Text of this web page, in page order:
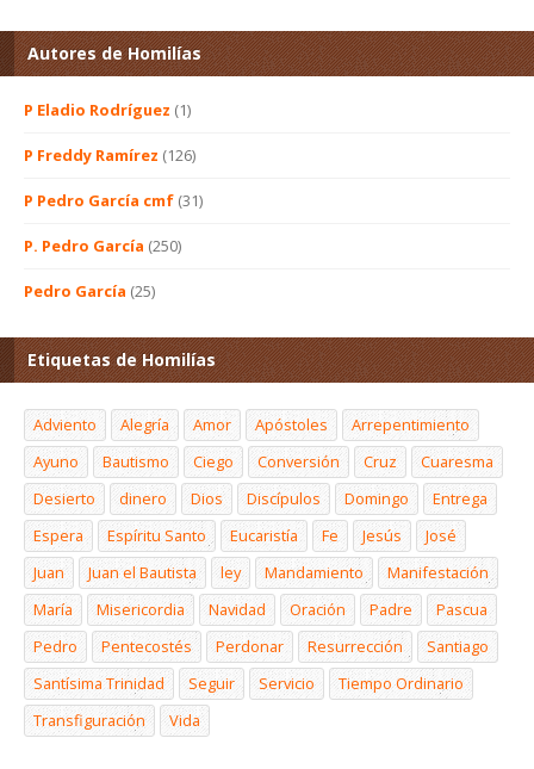
Autores de Homilías
P Eladio Rodríguez (1)
P Freddy Ramírez (126)
P Pedro García cmf (31)
P. Pedro García (250)
Pedro García (25)
Etiquetas de Homilías
Adviento Alegría Amor Apóstoles
Arrepentimiento
Ayuno
Bautismo Ciego Conversión Cruz
Cuaresma
Desierto
dinero Dios Discípulos Domingo
Entrega
Espera
Espíritu Santo Eucaristía Fe Jesús
José
Juan
Juan el Bautista ley Mandamiento
Manifestación
María
Misericordia Navidad Oración Padre
Pascua
Pedro
Pentecostés Perdonar Resurrección
Santiago
Santísima Trinidad
Seguir Servicio
Tiempo Ordinario
Transfiguración
Vida